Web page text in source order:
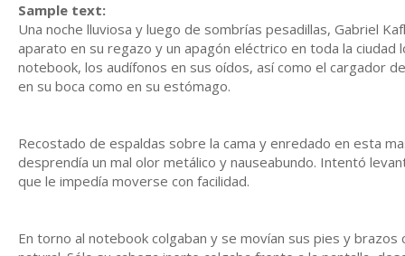
Sample text:
Una noche lluviosa y luego de sombrías pesadillas, Gabriel
aparato en su regazo y un apagón eléctrico en toda la
notebook, los audífonos en sus oídos, así como el cargador
en su boca como en su estómago.
Recostado de espaldas sobre la cama y enredado en esta
desprendía un mal olor metálico y nauseabundo. Intentó
que le impedía moverse con facilidad.
En torno al notebook colgaban y se movían sus pies y